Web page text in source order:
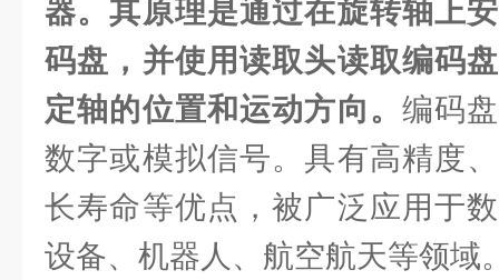
器。其原理是通过在旋转轴上
码盘，并使用读取头读取编码
定轴的位置和运动方向。 编码
数字或模拟信号。具有高精度
长寿命等优点，被广泛应用于
设备、机器人、航空航天等领域